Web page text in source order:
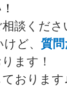
談くださ
ど、 質
ます！
おります